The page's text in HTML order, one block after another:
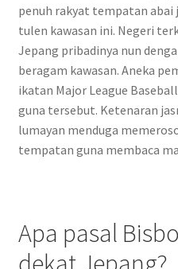
penuh rakyat tempatan
tulen kawasan ini. Negeri
Jepang pribadinya nun
beragam kawasan. Aneka
ikatan Major League
guna tersebut. Ketenaran
lumayan menduga
tempatan guna membaca
Apa pasal